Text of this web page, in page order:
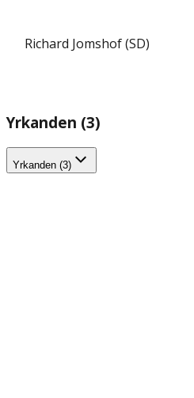
Richard Jomshof (SD)
Yrkanden (3)
Yrkanden (3)